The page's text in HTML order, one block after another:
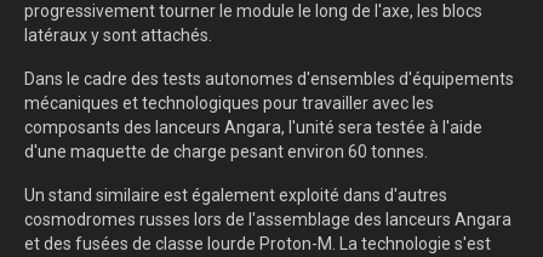
progressivement tourner le module le long de l'axe, les blocs
latéraux y sont attachés.
Dans le cadre des tests autonomes d'ensembles d'équipements
mécaniques et technologiques pour travailler avec les
composants des lanceurs Angara, l'unité sera testée à l'aide
d'une maquette de charge pesant environ 60 tonnes.
Un stand similaire est également exploité dans d'autres
cosmodromes russes lors de l'assemblage des lanceurs Angara
et des fusées de classe lourde Proton-M. La technologie s'est